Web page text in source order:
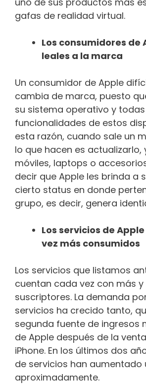
gafas de realidad virtual.
Los consumidores de
leales a la marca
Un consumidor de Apple
cambia de marca, puesto
su sistema operativo y
funcionalidades de estos
esta razón, cuando sale un
lo que hacen es actualizarlo,
móviles, laptops o
decir que Apple les brinda a
cierto status en donde
grupo, es decir, genera
Los servicios de
vez más consumidos
Los servicios que listamos
cuentan cada vez con más y
suscriptores. La demanda
servicios ha crecido tanto,
segunda fuente de ingresos
de Apple después de la
iPhone. En los últimos dos
de servicios han aumentado
aproximadamente.